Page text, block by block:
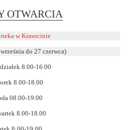
OTWARCIA
w
w Krasocinie
do 27 czerwca)
8.00-16.00
8.00-18.00
08.00-19.00
8.00-18.00